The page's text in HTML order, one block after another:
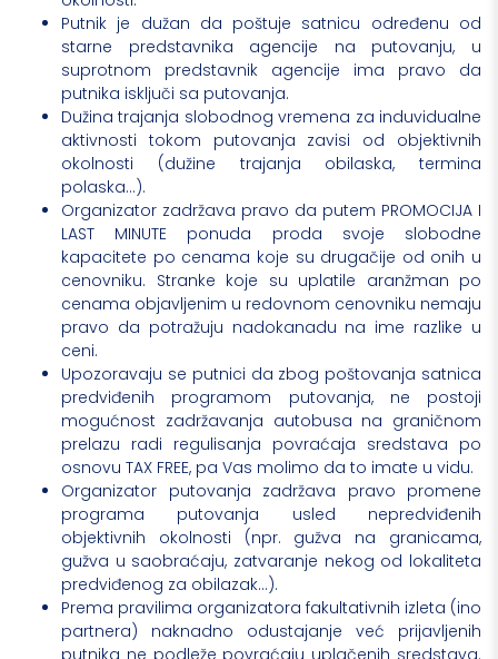
Putnik je dužan da poštuje satnicu određenu od
starne predstavnika agencije na putovanju, u
suprotnom predstavnik agencije ima pravo da
putnika isključi sa putovanja.
Dužina trajanja slobodnog vremena za induvidualne
aktivnosti tokom putovanja zavisi od objektivnih
okolnosti (dužine trajanja obilaska, termina
polaska…).
Organizator zadržava pravo da putem PROMOCIJA I
LAST MINUTE ponuda proda svoje slobodne
kapacitete po cenama koje su drugačije od onih u
cenovniku. Stranke koje su uplatile aranžman po
cenama objavljenim u redovnom cenovniku nemaju
pravo da potražuju nadokanadu na ime razlike u
ceni.
Upozoravaju se putnici da zbog poštovanja satnica
predviđenih programom putovanja, ne postoji
mogućnost zadržavanja autobusa na graničnom
prelazu radi regulisanja povraćaja sredstava po
osnovu TAX FREE, pa Vas molimo da to imate u vidu.
Organizator putovanja zadržava pravo promene
programa putovanja usled nepredviđenih
objektivnih okolnosti (npr. gužva na granicama,
gužva u saobraćaju, zatvaranje nekog od lokaliteta
predviđenog za obilazak...).
Prema pravilima organizatora fakultativnih izleta (ino
partnera) naknadno odustajanje već prijavljenih
putnika ne podleže povraćaju uplačenih sredstava.